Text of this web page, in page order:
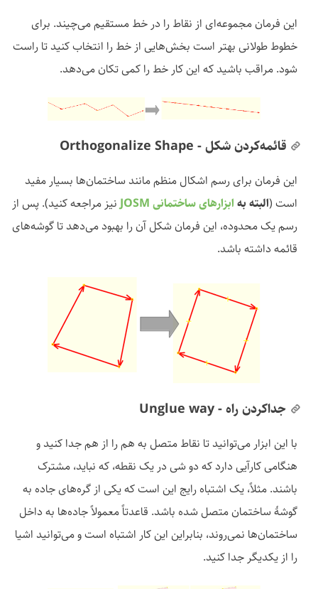
این فرمان مجموعه‌ای از نقاط را در خط مستقیم می‌چیند. برای
خطوط طولانی بهتر است بخش‌هایی از خط را انتخاب کنید تا راست
شود. مراقب باشید که این کار خط را کمی تکان می‌دهد.
قائمه‌کردن شکل - Orthogonalize Shape
این فرمان برای رسم اشکال منظم مانند ساختمان‌ها بسیار مفید
است (البته به ابزارهای ساختمانی JOSM
نیز مراجعه کنید). پس از
رسم یک محدوده، این فرمان شکل آن را بهبود می‌دهد تا گوشه‌های
قائمه داشته باشد.
جداکردن راه - Unglue way
با این ابزار می‌توانید تا نقاط متصل به هم را از هم جدا کنید و
هنگامی کارآیی دارد که دو شی در یک نقطه، که نباید، مشترک
باشند. مثلاً، یک اشتباه رایج این است که یکی از گره‌های جاده به
گوشهٔ ساختمان متصل شده باشد. قاعدتاً معمولاً جاده‌ها به داخل
ساختمان‌ها نمی‌روند، بنابراین این کار اشتباه است و می‌توانید اشیا
را از یکدیگر جدا کنید.